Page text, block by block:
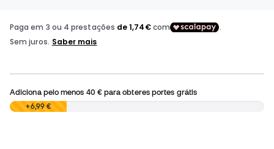
Adiciona pelo menos 40 €para obteres portes grátis
0,00 €+6,99 €